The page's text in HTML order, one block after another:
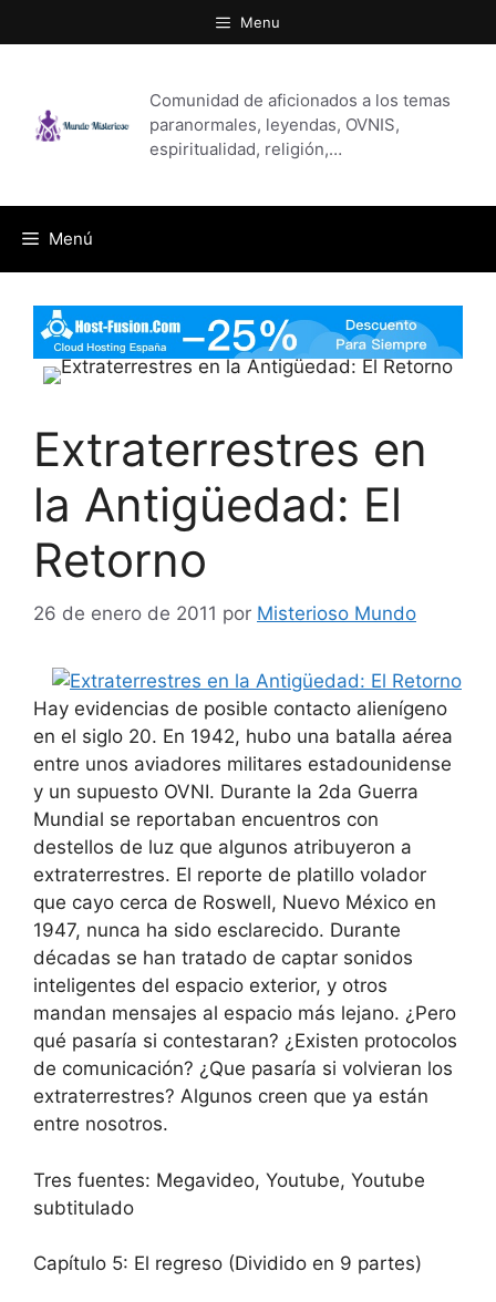
al
Menu
Comunidad de aficionados a los temas
paranormales, leyendas, OVNIS,
espiritualidad, religión,…
Menú
Extraterrestres en
la Antigüedad: El
Retorno
26 de enero de 2011 por Misterioso Mundo
Hay evidencias de posible contacto alienígeno
en el siglo 20. En 1942, hubo una batalla aérea
entre unos aviadores militares estadounidense
y un supuesto OVNI. Durante la 2da Guerra
Mundial se reportaban encuentros con
destellos de luz que algunos atribuyeron a
extraterrestres. El reporte de platillo volador
que cayo cerca de Roswell, Nuevo México en
1947, nunca ha sido esclarecido. Durante
décadas se han tratado de captar sonidos
inteligentes del espacio exterior, y otros
mandan mensajes al espacio más lejano. ¿Pero
qué pasaría si contestaran? ¿Existen protocolos
de comunicación? ¿Que pasaría si volvieran los
extraterrestres? Algunos creen que ya están
entre nosotros.
Tres fuentes: Megavideo, Youtube, Youtube
subtitulado
Capítulo 5: El regreso (Dividido en 9 partes)